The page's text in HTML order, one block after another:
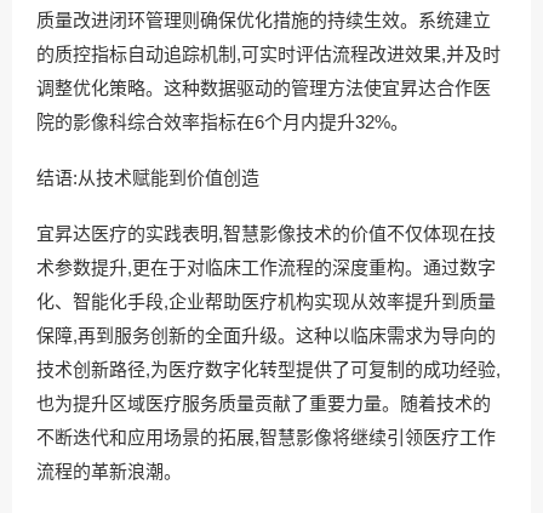
质量改进闭环管理则确保优化措施的持续生效。系统建立
的质控指标自动追踪机制,可实时评估流程改进效果,并及时
调整优化策略。这种数据驱动的管理方法使宜昇达合作医
院的影像科综合效率指标在6个月内提升32%。
结语:从技术赋能到价值创造
宜昇达医疗的实践表明,智慧影像技术的价值不仅体现在技
术参数提升,更在于对临床工作流程的深度重构。通过数字
化、智能化手段,企业帮助医疗机构实现从效率提升到质量
保障,再到服务创新的全面升级。这种以临床需求为导向的
技术创新路径,为医疗数字化转型提供了可复制的成功经验,
也为提升区域医疗服务质量贡献了重要力量。随着技术的
不断迭代和应用场景的拓展,智慧影像将继续引领医疗工作
流程的革新浪潮。